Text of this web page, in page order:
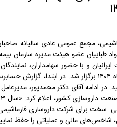
، مجمع عمومی عادی سالیانه
طباییان عضو هیئت مدیره سازمان
و با حضور سهامداران،
۱۴۰۴برگزار شد. در ابتدا، گزارش
در ادامه آقای دکتر محمدپور،
داروسازی کشور، اعلام کرد: «سال
سخت برای شرکت داروسازی فارماشیمی
مالی و عملیاتی را حفظ